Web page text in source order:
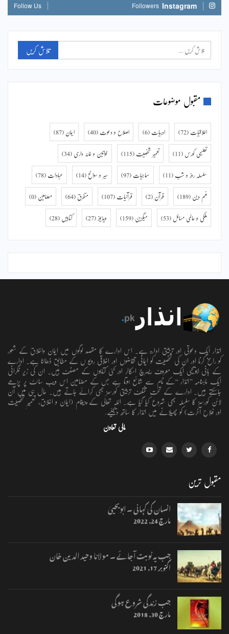
Instagram
Followers
Follow Us
مقبول موضوعات
اخلاقیات (72) ادبیات (6) اصلاح و دعوت (40) ایمان (87)
تعلیمی کورس (11) تعمیر شخصیت (115) خواتین و خانہ داری (34)
سلسلہ روز و شب (11) سماجیات (97) سیر و سوانح (14) عبادات (78)
فہم دین (189) قرآن (2) قرآنیات (107) متفرق (64) مضامین (0)
ملکی و عالمی مسائل (53) میگزین (159) ویڈیوز (27) کتابیں (28)
انذار ایک دعوتی اور تربیتی ادارہ ہے۔ اس ادارے کا مقصد لوگوں میں ایمان واخلاق کے شعور
کو راسخ کرنا اور ان کی شخصیت کو ایمانی تقاضوں اور اخلاقی رویو ں کے مطابق ڈھالنا ہے۔ ادارے
کے بانی ابویحییٰ ایک معروف ریسرچ اسکالر اور کئی کتابوں کے مصنف ہیں۔ ان کی زیر نگرانی
ایک ماہنامہ ’’انذار ‘‘کے نام سے شائع ہوتا ہے جس کے مضامین اس ویب سائٹ پر پڑھے
جاسکتے ہیں۔ ادارے کے تحت مختلف تربیتی کورسز بھی کرائے جاتے ہیں۔ حال ہی میں آن
لائن کورسز کا سلسلہ بھی شروع کیا گیا ہے۔ اللہ تعالٰی کے پیغام (ایمان و اخلاق، تعمیرِ شخصیت
اور فلاحِ آخرت) کو پھیلانے میں انذار کا ساتھ دیجئیے.
مالی تعاون
مقبول ترین
انسان کی کہانی ۔ ابویحییٰ
مارچ 24, 2022
جب یہ نوبت آجائے ۔ مولانا وحید الدین خان
اکتوبر 17, 2021
جب زندگی شروع ہوگی
مارچ 30, 2018